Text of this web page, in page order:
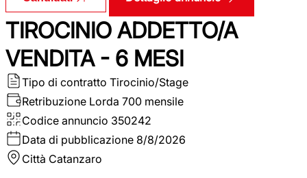
TIROCINIO ADDETTO/A
VENDITA - 6 MESI
Tipo di contratto Tirocinio/Stage
Retribuzione Lorda 700 mensile
Codice annuncio 350242
Data di pubblicazione 8/8/2026
Città Catanzaro